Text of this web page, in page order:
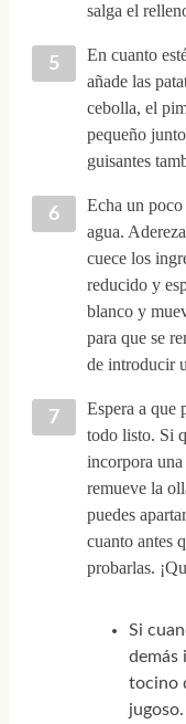
salga el
En cuanto
añade las
cebolla, el
pequeño
guisantes
Echa un
agua.
cuece los
reducido y
blanco y
para que se
de introducir
Espera a que
todo listo. Si
incorpora
remueve la
puedes
cuanto antes
probarlas.
Si
demás
tocino